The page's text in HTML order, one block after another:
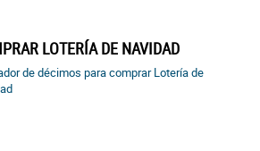
LOTERÍA DE NAVIDAD
de décimos para comprar Lotería de